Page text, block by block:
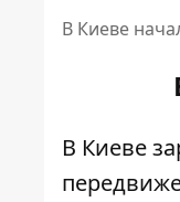
В Киеве
В Киеве